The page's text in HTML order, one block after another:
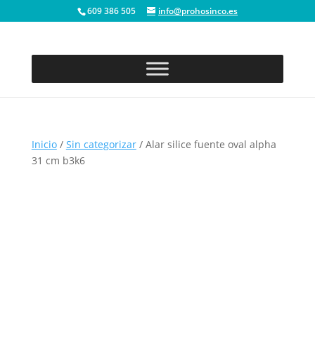
609 386 505 info@prohosinco.es
Inicio/ Sin categorizar/ Alar silice fuente oval alpha
31 cm b3k6